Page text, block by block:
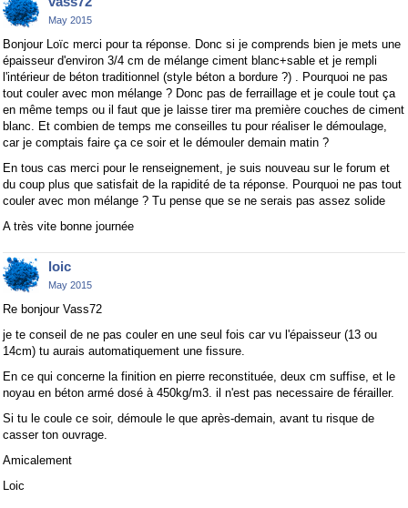
May 2015
Bonjour Loïc merci pour ta réponse. Donc si je comprends bien je mets une
épaisseur d'environ 3/4 cm de mélange ciment blanc+sable et je rempli
l'intérieur de béton traditionnel (style béton a bordure ?) . Pourquoi ne pas
tout couler avec mon mélange ? Donc pas de ferraillage et je coule tout ça
en même temps ou il faut que je laisse tirer ma première couches de ciment
blanc. Et combien de temps me conseilles tu pour réaliser le démoulage,
car je comptais faire ça ce soir et le démouler demain matin ?
En tous cas merci pour le renseignement, je suis nouveau sur le forum et
du coup plus que satisfait de la rapidité de ta réponse. Pourquoi ne pas tout
couler avec mon mélange ? Tu pense que se ne serais pas assez solide
A très vite bonne journée
loic
May 2015
Re bonjour Vass72
je te conseil de ne pas couler en une seul fois car vu l'épaisseur (13 ou
14cm) tu aurais automatiquement une fissure.
En ce qui concerne la finition en pierre reconstituée, deux cm suffise, et le
noyau en béton armé dosé à 450kg/m3. il n'est pas necessaire de férailler.
Si tu le coule ce soir, démoule le que après-demain, avant tu risque de
casser ton ouvrage.
Amicalement
Loic